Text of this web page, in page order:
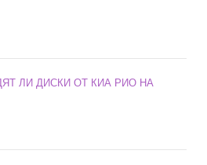
ЛИ ДИСКИ ОТ КИА РИО НА